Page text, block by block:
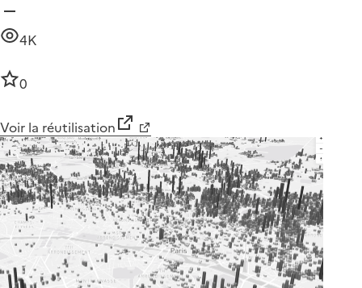
4K
0
Voir la réutilisation